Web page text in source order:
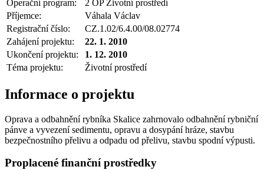
Operační program:
2 OP Životní prostředí
Příjemce:
Váhala Václav
Registrační číslo:
CZ.1.02/6.4.00/08.02774
Zahájení projektu:
22. 1. 2010
Ukončení projektu:
1. 12. 2010
Téma projektu:
Životní prostředí
Informace o projektu
Oprava a odbahnění rybníka Skalice zahrnovalo odbahnění rybniční
pánve a vyvezení sedimentu, opravu a dosypání hráze, stavbu
bezpečnostního přelivu a odpadu od přelivu, stavbu spodní výpusti.
Proplacené finanční prostředky